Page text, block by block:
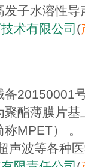
子水溶性
术有限公司 (
备
聚酯薄膜片
称MPET）
声波等各种